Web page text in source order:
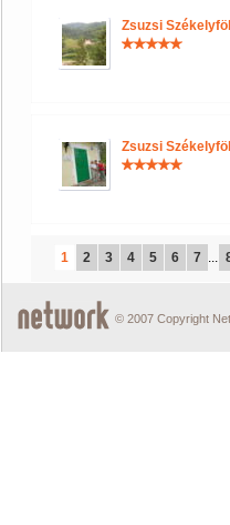
Zsuzsi
Zsuzsi
1 2 3 4 5 6 7 ...
© 2007 Copyright